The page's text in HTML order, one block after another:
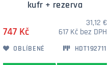
kufr + rezerva
747 Kč
31,12 €
617 Kč bez DPH
OBLÍBENÉ HDT192711